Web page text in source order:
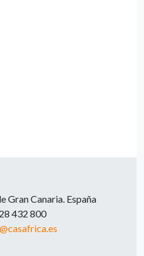
Gran Canaria. España
432 800